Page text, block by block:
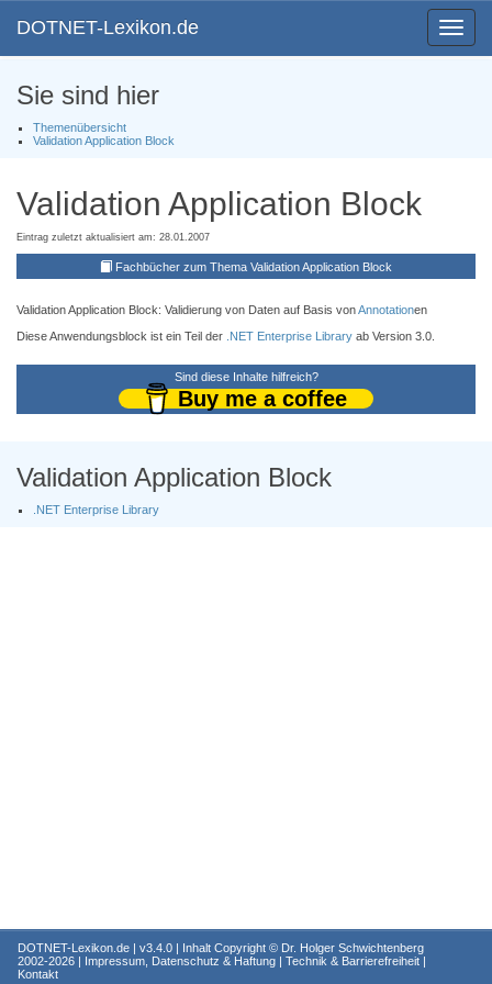
Toggle
DOTNET-Lexikon.de
Sie sind hier
Themenübersicht
Validation Application Block
Validation Application Block
Eintrag zuletzt aktualisiert am: 28.01.2007
Fachbücher zum Thema Validation Application Block
Validation Application Block: Validierung von Daten auf Basis vonAnnotationen
Diese Anwendungsblock ist ein Teil der .NET Enterprise Library ab Version 3.0.
Sind diese Inhalte hilfreich?
Buy me a coffee
Validation Application Block
.NET Enterprise Library
DOTNET-Lexikon.de | v3.4.0 | Inhalt Copyright © Dr. Holger Schwichtenberg
2002-2026 | Impressum, Datenschutz & Haftung | Technik & Barrierefreiheit |
Kontakt